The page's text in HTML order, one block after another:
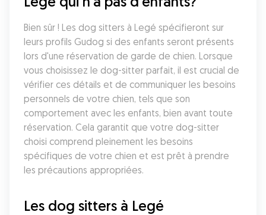
Bien sûr ! Les dog sitters à Legé spécifieront sur
leurs profils Gudog si des enfants seront présents
lors d'une réservation de garde de chien. Lorsque
vous choisissez le dog-sitter parfait, il est crucial de
vérifier ces détails et de communiquer les besoins
personnels de votre chien, tels que son
comportement avec les enfants, bien avant toute
réservation. Cela garantit que votre dog-sitter
choisi comprend pleinement les besoins
spécifiques de votre chien et est prêt à prendre
les précautions appropriées.
Les dog sitters à Legé